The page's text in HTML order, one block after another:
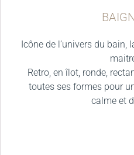
Icône de l’univers du bain,
Retro, en îlot, ronde,
toutes ses formes pour
calme et